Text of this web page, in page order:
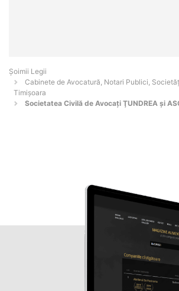
Șoimii Legii
Cabinete de Avocatură, Notari Publici,
Timişoara
Societatea Civilă de Avocaţi ŢUNDREA şi